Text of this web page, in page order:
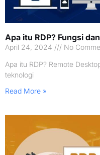
Apa itu RDP? Fungsi
April 24, 2024
No
Apa itu RDP? Remote
teknologi
Read More »